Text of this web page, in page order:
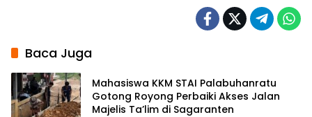
Baca Juga
Mahasiswa KKM STAI Palabuhanratu
Gotong Royong Perbaiki Akses Jalan
Majelis Ta’lim di Sagaranten